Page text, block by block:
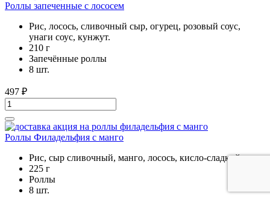
Роллы запеченные с лососем
Рис, лосось, сливочный сыр, огурец, розовый соус,
унаги соус, кунжут.
210 г
Запечённые роллы
8 шт.
497 ₽
Роллы Филадельфия с манго
Рис, сыр сливочный, манго, лосось, кисло-сладкий соус
225 г
Роллы
8 шт.